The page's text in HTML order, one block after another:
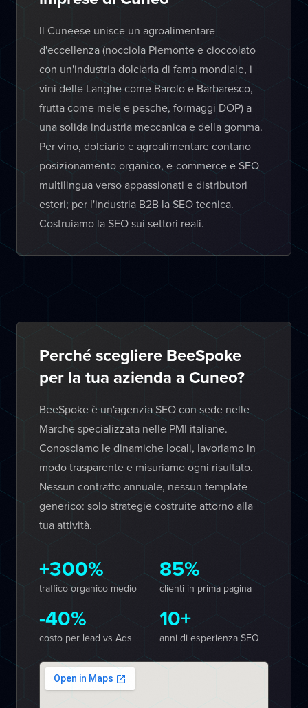
Il Cuneese unisce un agroalimentare
d'eccellenza (nocciola Piemonte e cioccolato
con un'industria dolciaria di fama mondiale, i
vini delle Langhe come Barolo e Barbaresco,
frutta come mele e pesche, formaggi DOP) a
una solida industria meccanica e della gomma.
Per vino, dolciario e agroalimentare contano
posizionamento organico, e-commerce e SEO
multilingua verso appassionati e distributori
esteri; per l'industria B2B la SEO tecnica.
Costruiamo la SEO sui settori reali.
Perché scegliere BeeSpoke
per la tua azienda a Cuneo?
BeeSpoke è un'agenzia SEO con sede nelle
Marche specializzata nelle PMI italiane.
Conosciamo le dinamiche locali, lavoriamo in
modo trasparente e misuriamo ogni risultato.
Nessun contratto annuale, nessun template
generico: solo strategie costruite attorno alla
tua attività.
+300%
traffico organico medio
85%
clienti in prima pagina
-40%
costo per lead vs Ads
10+
anni di esperienza SEO